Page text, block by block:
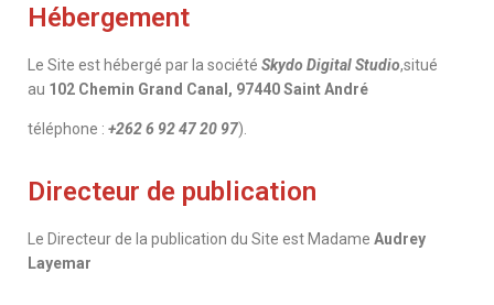
Hébergement
Le Site est hébergé par la société Skydo Digital Studio,situé
au 102 Chemin Grand Canal, 97440 Saint André
téléphone : +262 6 92 47 20 97).
Directeur de publication
Le Directeur de la publication du Site est Madame Audrey
Layemar